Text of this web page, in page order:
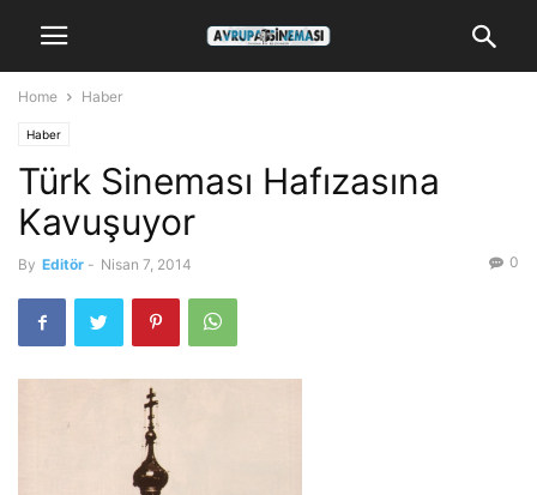
Home Haber
Haber
Türk Sineması Hafızasına
Kavuşuyor
By Editör - Nisan 7, 2014 0